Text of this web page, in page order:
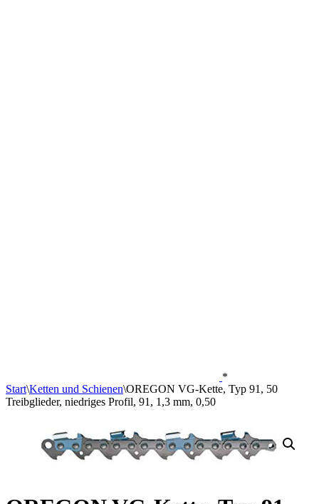
*
Start\Ketten und Schienen\OREGON VG-Kette, Typ 91, 50
Treibglieder, niedriges Profil, 91, 1,3 mm, 0,50